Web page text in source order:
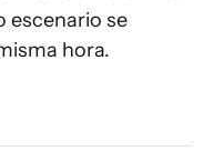
escenario se
hora.